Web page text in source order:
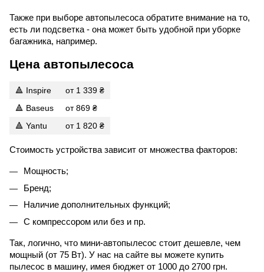
Также при выборе автопылесоса обратите внимание на то,
есть ли подсветка - она может быть удобной при уборке
багажника, например.
Цена автопылесоса
🔺 Inspire
от 1 339 ₴
🔺 Baseus
от 869 ₴
🔺 Yantu
от 1 820 ₴
Стоимость устройства зависит от множества факторов:
Мощность;
Бренд;
Наличие дополнительных функций;
С компрессором или без и пр.
Так, логично, что мини-автопылесос стоит дешевле, чем
мощный (от 75 Вт). У нас на сайте вы можете купить
пылесос в машину, имея бюджет от 1000 до 2700 грн.